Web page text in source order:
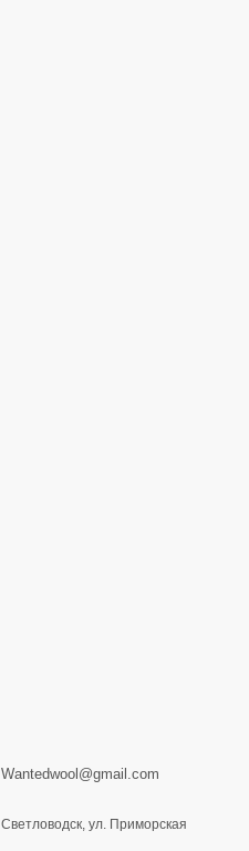
Wantedwool@gmail.com
Светловодск, ул. Приморская